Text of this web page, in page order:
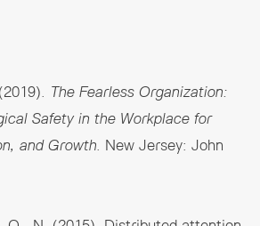
The Fearless Organization:
Safety in the Workplace for
and Growth. New Jersey: John